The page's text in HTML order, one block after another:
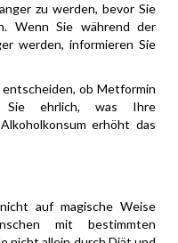
zu werden, bevor Sie
Wenn Sie während der
werden, informieren Sie
ob Metformin
ehrlich, was Ihre
erhöht das
auf magische Weise
mit bestimmten